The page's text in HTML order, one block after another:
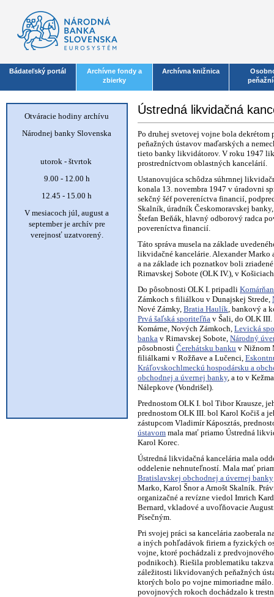
Bádateľský portál
Archívne fondy a
zbierky
Archívna knižnica
Otváracie hodiny archívu
Národnej banky Slovenska
utorok - štvrtok
9.00 - 12.00 h
12.45 - 15.00 h
V mesiacoch júl, august a
september je archív pre
verejnosť uzatvorený.
Ústredná likvidačná
Po druhej svetovej vojne bola
peňažných ústavov maďarských a
tieto banky likvidátorov. V roku 1947
prostredníctvom oblastných kancelárií.
Ustanovujúca schôdza súhrnnej
konala 13. novembra 1947 v úradovni
sekčný šéf povereníctva financií,
Skalník, úradník Českomoravskej
Štefan Beňák, hlavný odborový radca
povereníctva financií.
Táto správa musela na základe
likvidačné kancelárie. Alexander
a na základe ich poznatkov boli
Rimavskej Sobote (OLK IV.), v
Do pôsobnosti OLK I. pripadli
Zámkoch s filiálkou v Dunajskej Strede,
Nové Zámky, Bratia Haulík, bankový a
Prvá šaľská sporiteľňa v Šali, do OLK III.
Komárne, Nových Zámkoch, Levická
banka v Rimavskej Sobote, Národný
pôsobnosti Čerehátsku banku v Nižnom
filiálkami v Rožňave a Lučenci,
Kráľovskochlmeckú hospodársku a
obchodnej a úvernej banky, a to v
Nálepkove (Vondrišel).
Prednostom OLK I. bol Tibor Krausze,
prednostom OLK III. bol Karol Kočiš a
zástupcom Vladimír Káposztás,
ústavom mala mať priamo Ústredná
Karol Korec.
Ústredná likvidačná kancelária mala
oddelenie nehnuteľností. Mala mať
Bratislavskej obchodnej a úvernej banky
Marko, Karol Šnor a Arnošt Skalník.
organizačné a revízne viedol Imrich
Bernard, vkladové a uvoľňovacie
Písečným.
Pri svojej práci sa kancelária zaoberala
a iných pohľadávok firiem a fyzických
vojne, ktoré pochádzali z
podnikoch). Riešila problematiku
záležitosti likvidovaných peňažných
ktorých bolo po vojne mimoriadne
povojnových rokoch dochádzalo k